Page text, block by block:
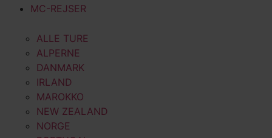
MC-REJSER
ALLE TURE
ALPERNE
DANMARK
IRLAND
MAROKKO
NEW ZEALAND
NORGE